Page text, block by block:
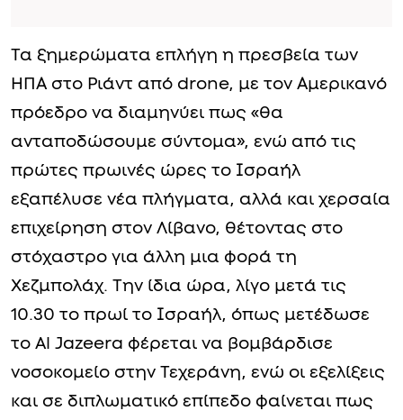
Τα ξημερώματα επλήγη η πρεσβεία των
ΗΠΑ στο Ριάντ από drone, με τον Αμερικανό
πρόεδρο να διαμηνύει πως «θα
ανταποδώσουμε σύντομα», ενώ από τις
πρώτες πρωινές ώρες το Ισραήλ
εξαπέλυσε νέα πλήγματα, αλλά και χερσαία
επιχείρηση στον Λίβανο, θέτοντας στο
στόχαστρο για άλλη μια φορά τη
Χεζμπολάχ. Την ίδια ώρα, λίγο μετά τις
10.30 το πρωί το Ισραήλ, όπως μετέδωσε
το Al Jazeera φέρεται να βομβάρδισε
νοσοκομείο στην Τεχεράνη, ενώ οι εξελίξεις
και σε διπλωματικό επίπεδο φαίνεται πως